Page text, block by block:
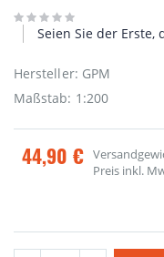
Seien Sie der Erste,
Hersteller: GPM
Maßstab: 1:200
44,90 €
Preis inkl.